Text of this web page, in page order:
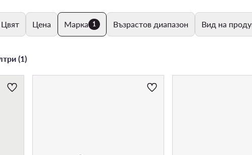
Цвят Цена Марка 1 Възрастов диапазон Вид на
(1)